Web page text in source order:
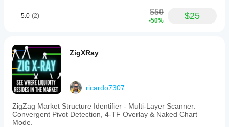
5.0 (2) $50
-50% $25
ZigXRay
ricardo7307
ZigZag Market Structure Identifier - Multi-Layer Scanner:
Convergent Pivot Detection, 4-TF Overlay & Naked Chart
Mode.